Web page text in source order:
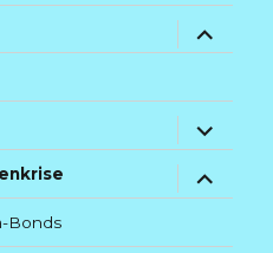
Untermenü
anzeigen
Untermenü
anzeigen
Untermenü
anzeigen
Bonds